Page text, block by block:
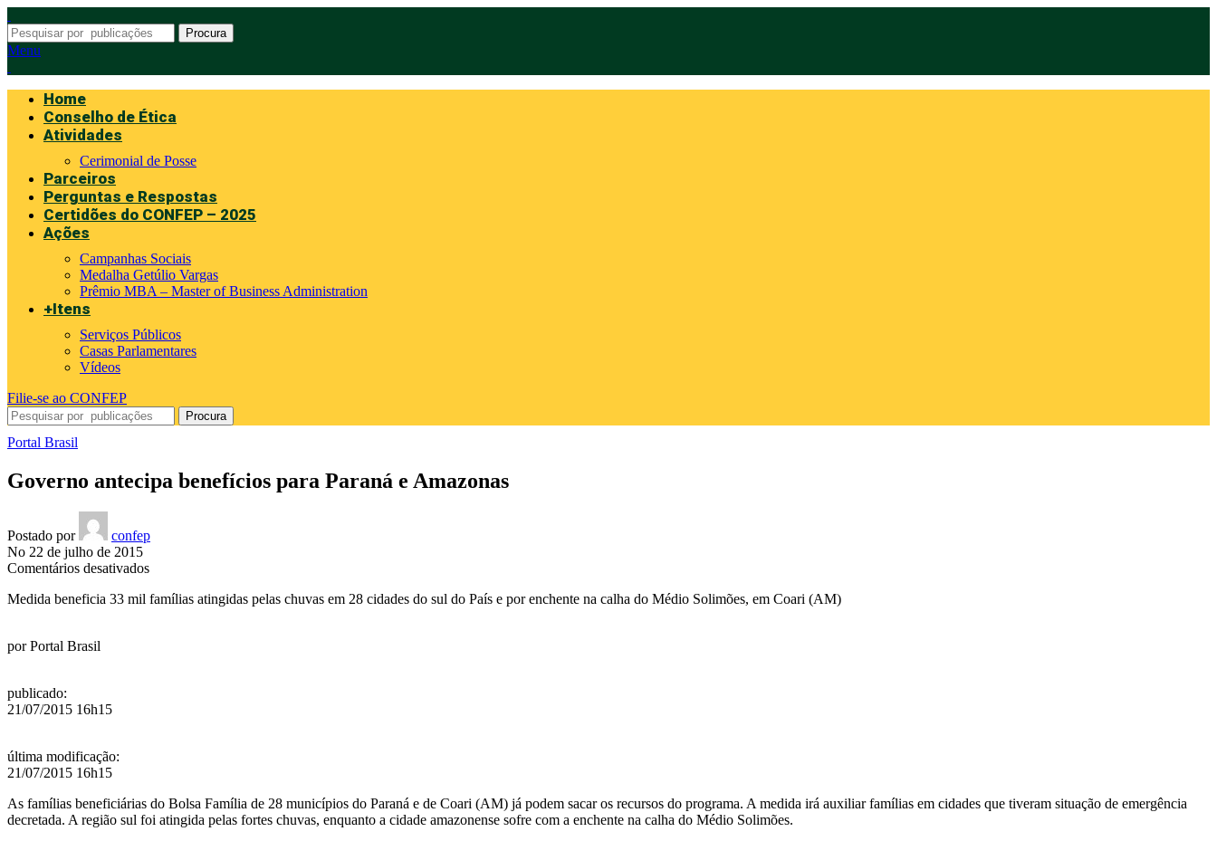
Procura
Menu
Home
Conselho de Ética
Atividades
Cerimonial de Posse
Parceiros
Perguntas e Respostas
Certidões do CONFEP – 2025
Ações
Campanhas Sociais
Medalha Getúlio Vargas
Prêmio MBA – Master of Business Administration
+Itens
Serviços Públicos
Casas Parlamentares
Vídeos
Filie-se ao CONFEP
Procura
Portal Brasil
Governo antecipa benefícios para Paraná e Amazonas
Postado por
confep
No 22 de julho de 2015
Comentários desativadosem
antecipa
Medida beneficia 33 mil famílias atingidas pelas chuvas em 28 cidades do sul do País e por enchente na calha do Médio Solimões, em Coari (AM)
porPortal Brasil
publicado:
21/07/2015 16h15
última modificação:
21/07/2015 16h15
As famílias beneficiárias do Bolsa Família de 28 municípios do Paraná e de Coari (AM) já podem sacar os recursos do programa. A medida irá auxiliar famílias em cidades que tiveram situação de emergência
decretada. A região sul foi atingida pelas fortes chuvas, enquanto a cidade amazonense sofre com a enchente na calha do Médio Solimões.